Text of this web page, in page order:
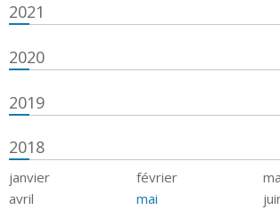
2021
2020
2019
2018
janvier février
avril
mai